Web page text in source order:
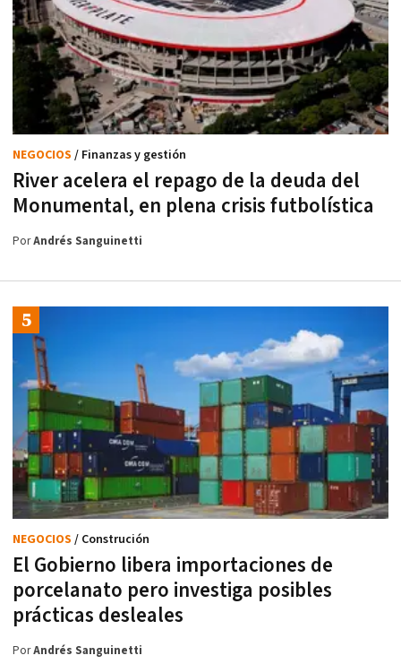
River acelera el repago de la deuda del
Monumental, en plena crisis futbolística
NEGOCIOS / Finanzas y gestión
PorAndrés Sanguinetti
El Gobierno libera importaciones de
porcelanato pero investiga posibles
prácticas desleales
NEGOCIOS / Construción
PorAndrés Sanguinetti